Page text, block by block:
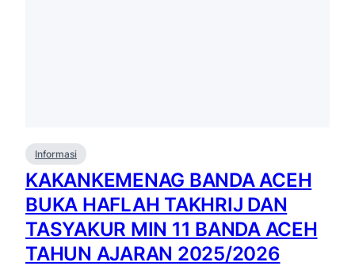
Informasi
KAKANKEMENAG BANDA ACEH
BUKA HAFLAH TAKHRIJ DAN
TASYAKUR MIN 11 BANDA ACEH
TAHUN AJARAN 2025/2026